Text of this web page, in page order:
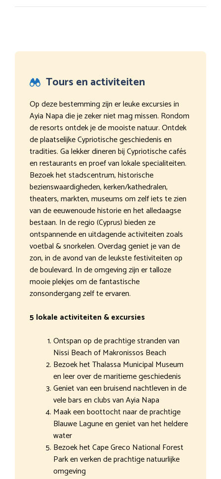
Tours en activiteiten
Op deze bestemming zijn er leuke excursies in
Ayia Napa die je zeker niet mag missen. Rondom
de resorts ontdek je de mooiste natuur. Ontdek
de plaatselijke Cypriotische geschiedenis en
tradities. Ga lekker dineren bij Cypriotische cafés
en restaurants en proef van lokale specialiteiten.
Bezoek het stadscentrum, historische
bezienswaardigheden, kerken/kathedralen,
theaters, markten, museums om zelf iets te zien
van de eeuwenoude historie en het alledaagse
bestaan. In de regio (Cyprus) bieden ze
ontspannende en uitdagende activiteiten zoals
voetbal & snorkelen. Overdag geniet je van de
zon, in de avond van de leukste festiviteiten op
de boulevard. In de omgeving zijn er talloze
mooie plekjes om de fantastische
zonsondergang zelf te ervaren.
5 lokale activiteiten & excursies
Ontspan op de prachtige stranden van
Nissi Beach of Makronissos Beach
Bezoek het Thalassa Municipal Museum
en leer over de maritieme geschiedenis
Geniet van een bruisend nachtleven in de
vele bars en clubs van Ayia Napa
Maak een boottocht naar de prachtige
Blauwe Lagune en geniet van het heldere
water
Bezoek het Cape Greco National Forest
Park en verken de prachtige natuurlijke
omgeving